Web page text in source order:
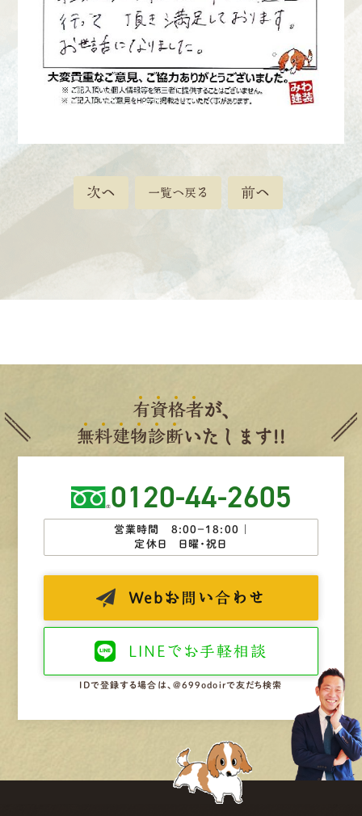
次へ 一覧へ戻る 前へ
有資格者が、
無料建物診断いたします!!
0120-44-2605
営業時間 8:00−18:00 ｜
定休日 日曜・祝日
Web お問い合わせ
LINEで お手軽相談
IDで登録する場合は、@699odoirで友だち検索